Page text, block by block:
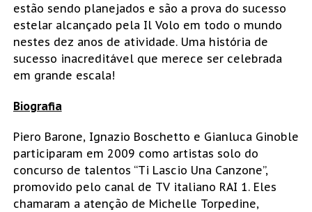
estão sendo planejados e são a prova do sucesso
estelar alcançado pela Il Volo em todo o mundo
nestes dez anos de atividade. Uma história de
sucesso inacreditável que merece ser celebrada
em grande escala!
Biografia
Piero Barone, Ignazio Boschetto e Gianluca Ginoble
participaram em 2009 como artistas solo do
concurso de talentos “Ti Lascio Una Canzone”,
promovido pelo canal de TV italiano RAI 1. Eles
chamaram a atenção de Michelle Torpedine,